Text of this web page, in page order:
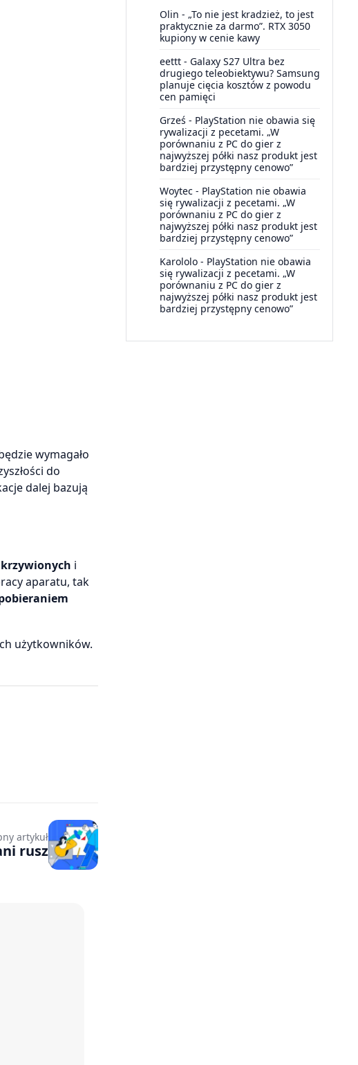
wymagało
do
dalej bazują
i
aparatu, tak
użytkowników.
Olin - „To nie jest kradzież, to jest
praktycznie za darmo”. RTX 3050
kupiony w cenie kawy
eettt - Galaxy S27 Ultra bez
drugiego teleobiektywu? Samsung
planuje cięcia kosztów z powodu
cen pamięci
Grześ - PlayStation nie obawia się
rywalizacji z pecetami. „W
porównaniu z PC do gier z
najwyższej półki nasz produkt jest
bardziej przystępny cenowo”
Woytec - PlayStation nie obawia
się rywalizacji z pecetami. „W
porównaniu z PC do gier z
najwyższej półki nasz produkt jest
bardziej przystępny cenowo”
Karololo - PlayStation nie obawia
się rywalizacji z pecetami. „W
porównaniu z PC do gier z
najwyższej półki nasz produkt jest
bardziej przystępny cenowo”
artykuł
rusz